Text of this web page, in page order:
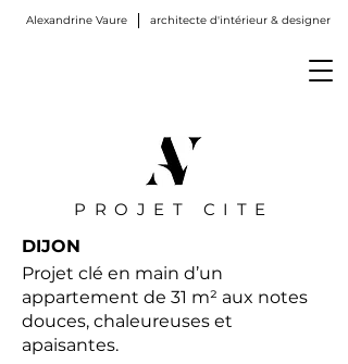
Alexandrine Vaure architecte d'intérieur & designer
PROJET CITE
DIJON
Projet clé en main d’un
appartement de 31 m² aux notes
douces, chaleureuses et
apaisantes.